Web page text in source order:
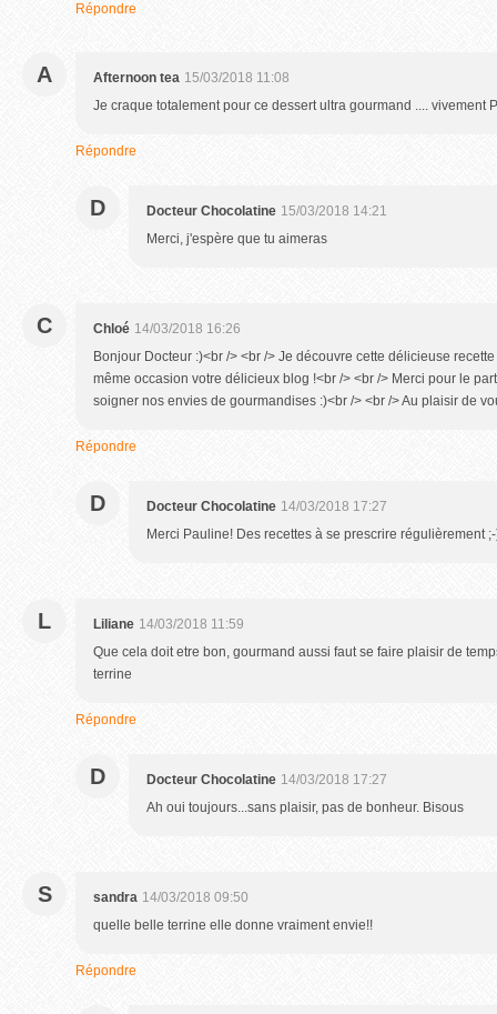
Répondre
A Afternoon tea 15/03/2018 11:08
Je craque totalement pour ce dessert ultra gourmand .... vivement
Répondre
D Docteur Chocolatine 15/03/2018 14:21
Merci, j'espère que tu aimeras
C Chloé 14/03/2018 16:26
Bonjour Docteur :)<br /> <br /> Je découvre cette délicieuse
même occasion votre délicieux blog !<br /> <br /> Merci pour le
soigner nos envies de gourmandises :)<br /> <br /> Au plaisir de
Répondre
D Docteur Chocolatine 14/03/2018 17:27
Merci Pauline! Des recettes à se prescrire régulièrement
L Liliane 14/03/2018 11:59
Que cela doit etre bon, gourmand aussi faut se faire plaisir de
terrine
Répondre
D Docteur Chocolatine 14/03/2018 17:27
Ah oui toujours...sans plaisir, pas de bonheur. Bisous
S sandra 14/03/2018 09:50
quelle belle terrine elle donne vraiment envie!!
Répondre